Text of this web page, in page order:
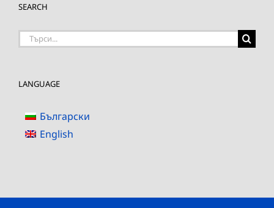
SEARCH
Търсене
LANGUAGE
Български
English